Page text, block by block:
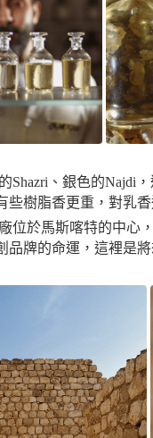
Shazri、銀色的Najdi
些樹脂香更重，對乳
位於馬斯喀特的中心
品牌的命運，這裡是